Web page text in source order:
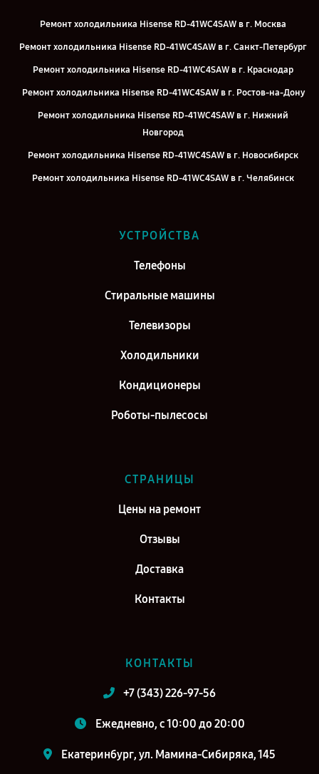
Ремонт холодильника Hisense RD-41WC4SAW в г. Москва
Ремонт холодильника Hisense RD-41WC4SAW в г. Санкт-Петербург
Ремонт холодильника Hisense RD-41WC4SAW в г. Краснодар
Ремонт холодильника Hisense RD-41WC4SAW в г. Ростов-на-Дону
Ремонт холодильника Hisense RD-41WC4SAW в г. Нижний
Новгород
Ремонт холодильника Hisense RD-41WC4SAW в г. Новосибирск
Ремонт холодильника Hisense RD-41WC4SAW в г. Челябинск
Ремонт холодильника Hisense RD-41WC4SAW в г. Самара
Ремонт холодильника Hisense RD-41WC4SAW в г. Киров
УСТРОЙСТВА
Телефоны
Стиральные машины
Телевизоры
Холодильники
Кондиционеры
Роботы-пылесосы
СТРАНИЦЫ
Цены на ремонт
Отзывы
Доставка
Контакты
КОНТАКТЫ
+7 (343) 226-97-56
Ежедневно, с 10:00 до 20:00
Екатеринбург, ул. Мамина-Сибиряка, 145